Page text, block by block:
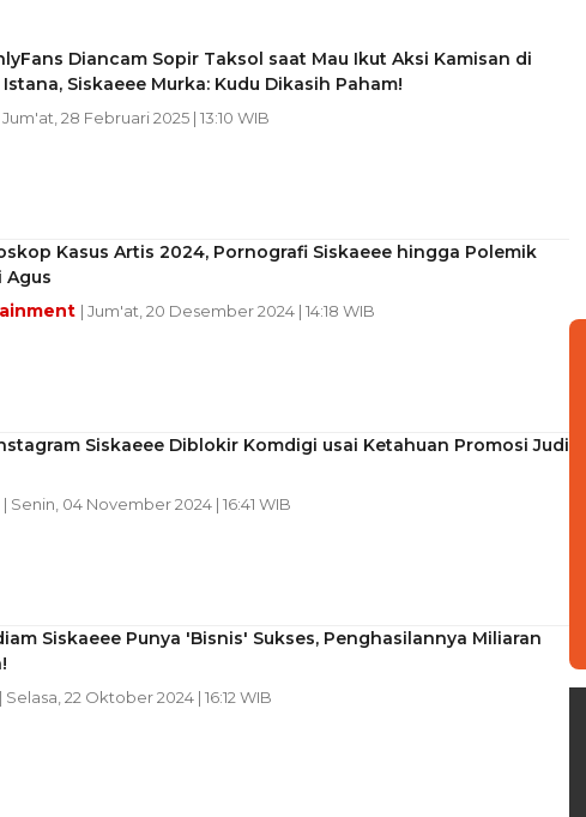
Diancam Sopir Taksol saat Mau Ikut Aksi Kamisan di
Siskaeee Murka: Kudu Dikasih Paham!
Jum'at, 28 Februari 2025 | 13:10 WIB
Kasus Artis 2024, Pornografi Siskaeee hingga Polemik
Agus
| Jum'at, 20 Desember 2024 | 14:18 WIB
Siskaeee Diblokir Komdigi usai Ketahuan Promosi Judi
| Senin, 04 November 2024 | 16:41 WIB
Siskaeee Punya 'Bisnis' Sukses, Penghasilannya Miliaran
| Selasa, 22 Oktober 2024 | 16:12 WIB